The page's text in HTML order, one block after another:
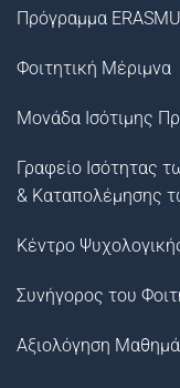
Πρόγραμμα
Φοιτητική Μέριμνα
Μονάδα Ισότιμης
Γραφείο Ισότητας
& Καταπολέμησης
Κέντρο
Συνήγορος του
Αξιολόγηση